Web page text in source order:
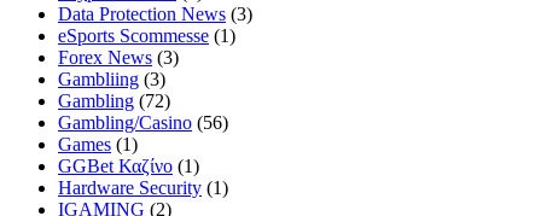
Data Protection News (3)
eSports Scommesse (1)
Forex News (3)
Gambliing (3)
Gambling (72)
Gambling/Casino (56)
Games (1)
GGBet Καζίνο (1)
Hardware Security (1)
IGAMING (2)